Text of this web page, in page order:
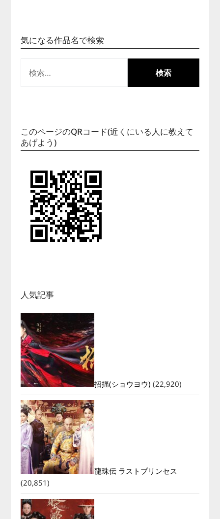
気になる作品名で検索
索:
このページのQRコード(近くにいる人に教えて
あげよう)
人気記事
招揺(ショウヨウ) (22,920)
龍珠伝 ラストプリンセス
(20,851)